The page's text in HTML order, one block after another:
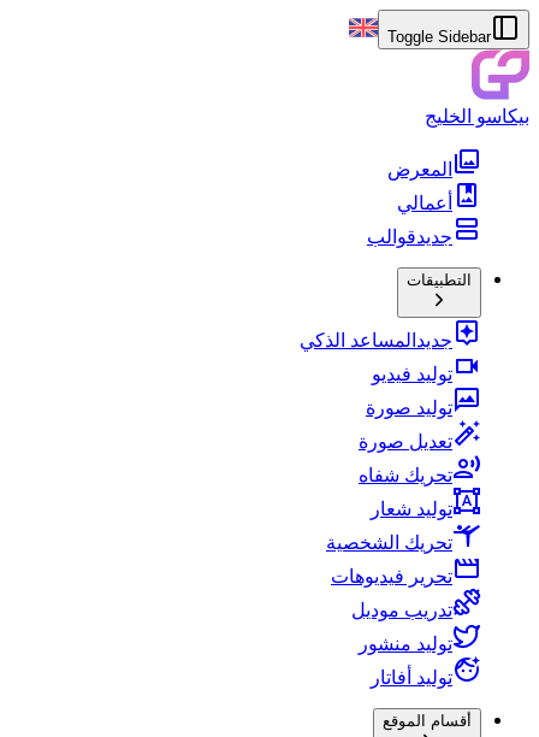
Toggle Sidebar
بيكاسو الخليج
المعرض
أعمالي
جديدقوالب
التطبيقات
جديد المساعد الذكي
توليد فيديو
توليد صورة
تعديل صورة
تحريك شفاه
توليد شعار
تحريك الشخصية
تحرير فيديوهات
تدريب موديل
توليد منشور
توليد أفاتار
أقسام الموقع